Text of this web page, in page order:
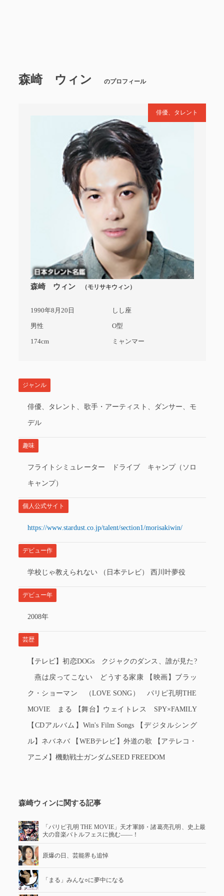
森崎 ウィン のプロフィール
俳優、タレント
森崎 ウィン （モリサキウィン）
1990年8月20日 しし座
男性 O型
174cm ミャンマー
ジャンル
俳優、タレント、歌手・アーティスト、ダンサー、モ
デル
趣味
フライトシミュレーター ドライブ キャンプ（ソロ
キャンプ）
個人公式サイト
https://www.stardust.co.jp/talent/section1/morisakiwin/
デビュー作
学校じゃ教えられない （日本テレビ） 西川叶夢役
デビュー年
2008年
芸歴
【テレビ】初恋DOGs クジャクのダンス、誰が見た?
燕は戻ってこない どうする家康 【映画】ブラッ
ク・ショーマン （LOVE SONG） パリピ孔明THE
MOVIE まる 【舞台】ウェイトレス SPY×FAMILY
【CDアルバム】Win's Film Songs 【デジタルシング
ル】ネバネバ 【WEBテレビ】外道の歌 【アテレコ・
アニメ】機動戦士ガンダムSEED FREEDOM
森崎ウィンに関する記事
「パリピ孔明 THE MOVIE」天才軍師・諸葛亮孔明、史上最
大の音楽バトルフェスに挑む――！
原爆の日、芸能界も追悼
「まる」みんな○に夢中になる